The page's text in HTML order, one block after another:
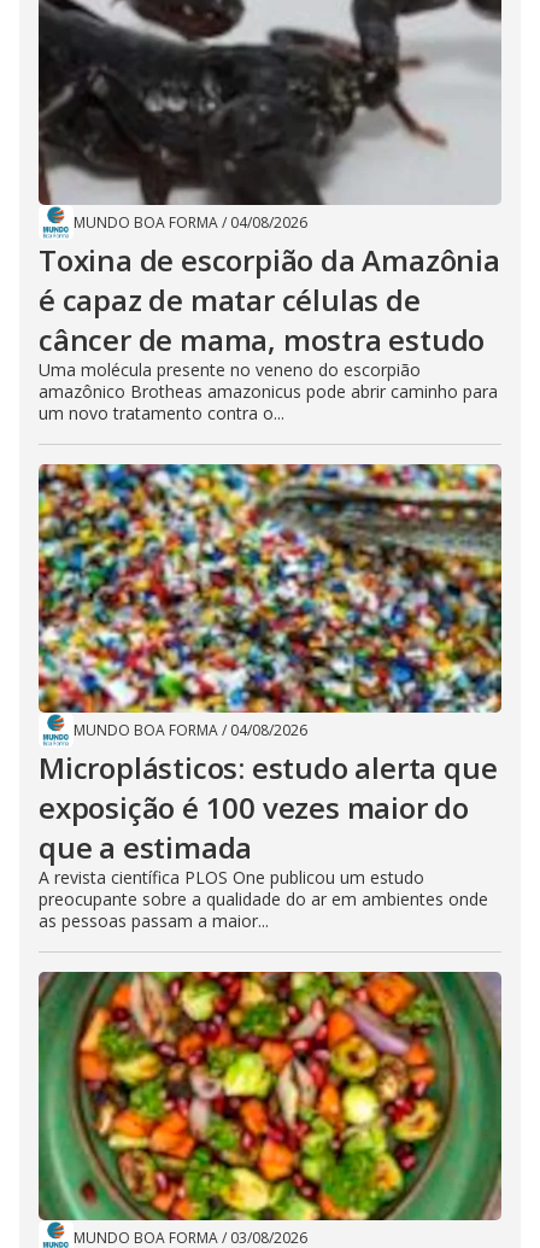
MUNDO BOA FORMA/ 04/08/2026
Toxina de escorpião da Amazônia
é capaz de matar células de
câncer de mama, mostra estudo
Uma molécula presente no veneno do escorpião
amazônico Brotheas amazonicus pode abrir caminho para
um novo tratamento contra o...
MUNDO BOA FORMA/ 04/08/2026
Microplásticos: estudo alerta que
exposição é 100 vezes maior do
que a estimada
A revista científica PLOS One publicou um estudo
preocupante sobre a qualidade do ar em ambientes onde
as pessoas passam a maior...
MUNDO BOA FORMA/ 03/08/2026